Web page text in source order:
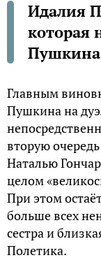
Идалия
которая
Пушкина
Главным
Пушкина на
вторую
Наталью
целом
При этом
больше всех
сестра и
Полетика.